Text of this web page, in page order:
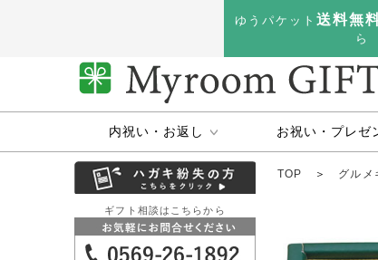
ゆうパケット 送料無
ら
内祝い・お返し お祝い・プレゼ
ギフト相談はこちらから
TOP ＞ グルメ